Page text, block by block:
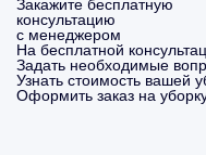
Закажите бесплатную
консультацию
с менеджером
На бесплатной
Задать необходимые
Узнать стоимость вашей
Оформить заказ на